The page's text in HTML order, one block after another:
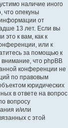
наличие иного
что опекуны
от
13 лет. Если вы
это к вам, как к
или к
за помощью к
внимание, что phpBB
конференции не
по правовым
юридических
в ответе на вопрос
вопросу
и/или
с этой